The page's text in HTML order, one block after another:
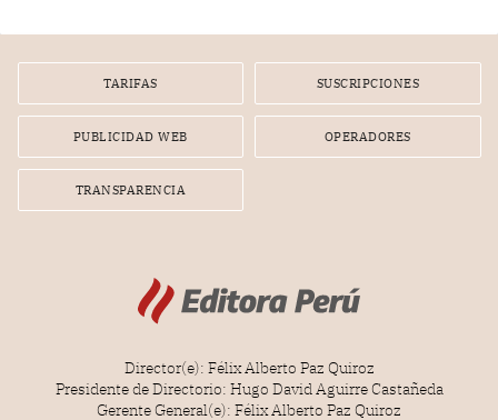
TARIFAS SUSCRIPCIONES
PUBLICIDAD WEB OPERADORES
TRANSPARENCIA
Director(e): Félix Alberto Paz Quiroz
Presidente de Directorio: Hugo David Aguirre Castañeda
Gerente General(e): Félix Alberto Paz Quiroz